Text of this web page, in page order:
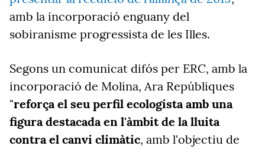
amb la incorporació enguany del
sobiranisme progressista de les Illes.
Segons un comunicat difós per ERC, amb la
incorporació de Molina, Ara Repúbliques
"reforça el seu perfil ecologista amb una
figura destacada en l'àmbit de la lluita
contra el canvi climàtic, amb l'objectiu de